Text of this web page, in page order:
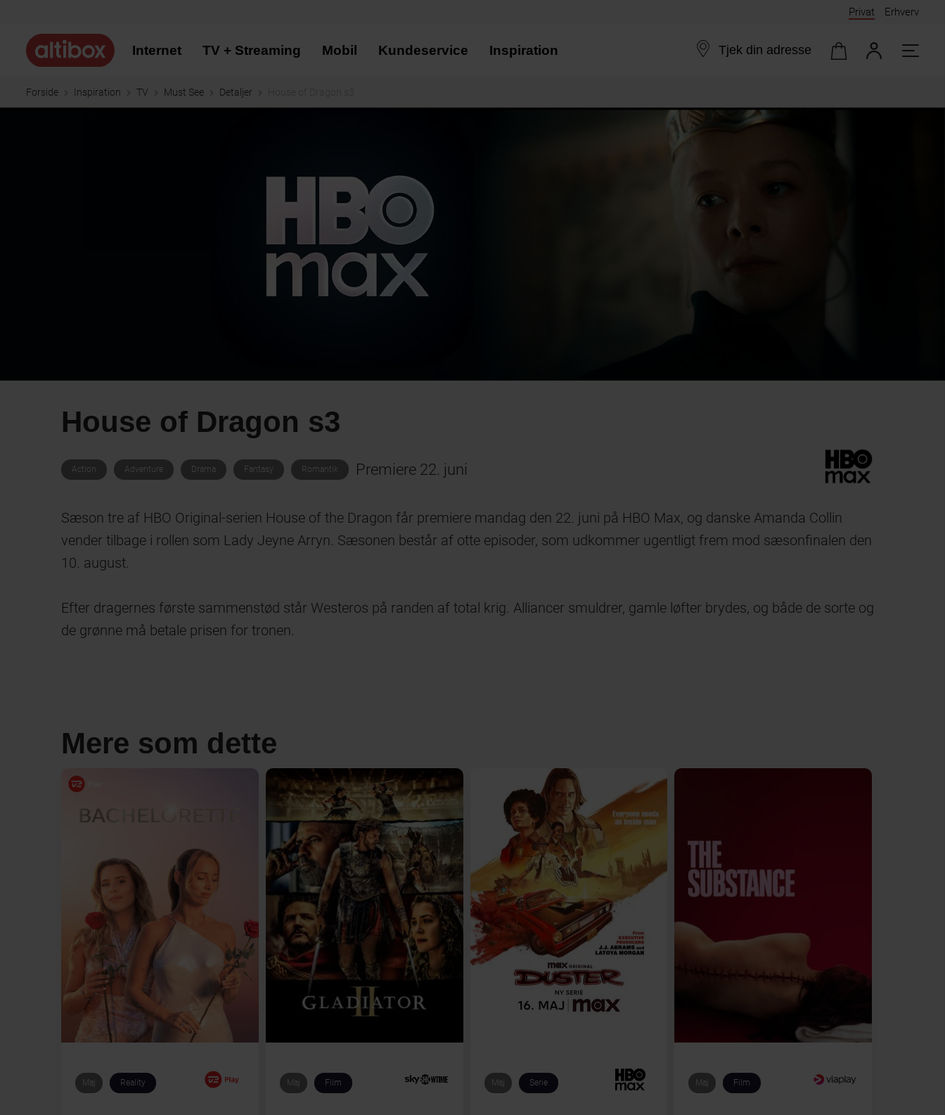
Privat Erhverv
Internet TV + Streaming Mobil Kundeservice Inspiration Tjek din adresse
Forside Inspiration TV Must See Detaljer
House of Dragon s3
Action Adventure Drama Fantasy Romantik Premiere 22. juni
Sæson tre af HBO Original-serien House of the Dragon får premiere mandag den 22. juni på HBO Max, og danske Amanda Collin
vender tilbage i rollen som Lady Jeyne Arryn. Sæsonen består af otte episoder, som udkommer ugentligt frem mod sæsonfinalen den
10. august.
Efter dragernes første sammenstød står Westeros på randen af total krig. Alliancer smuldrer, gamle løfter brydes, og både de sorte og
de grønne må betale prisen for tronen.
Mere som dette
Maj Reality Maj Film Maj Serie Maj Film